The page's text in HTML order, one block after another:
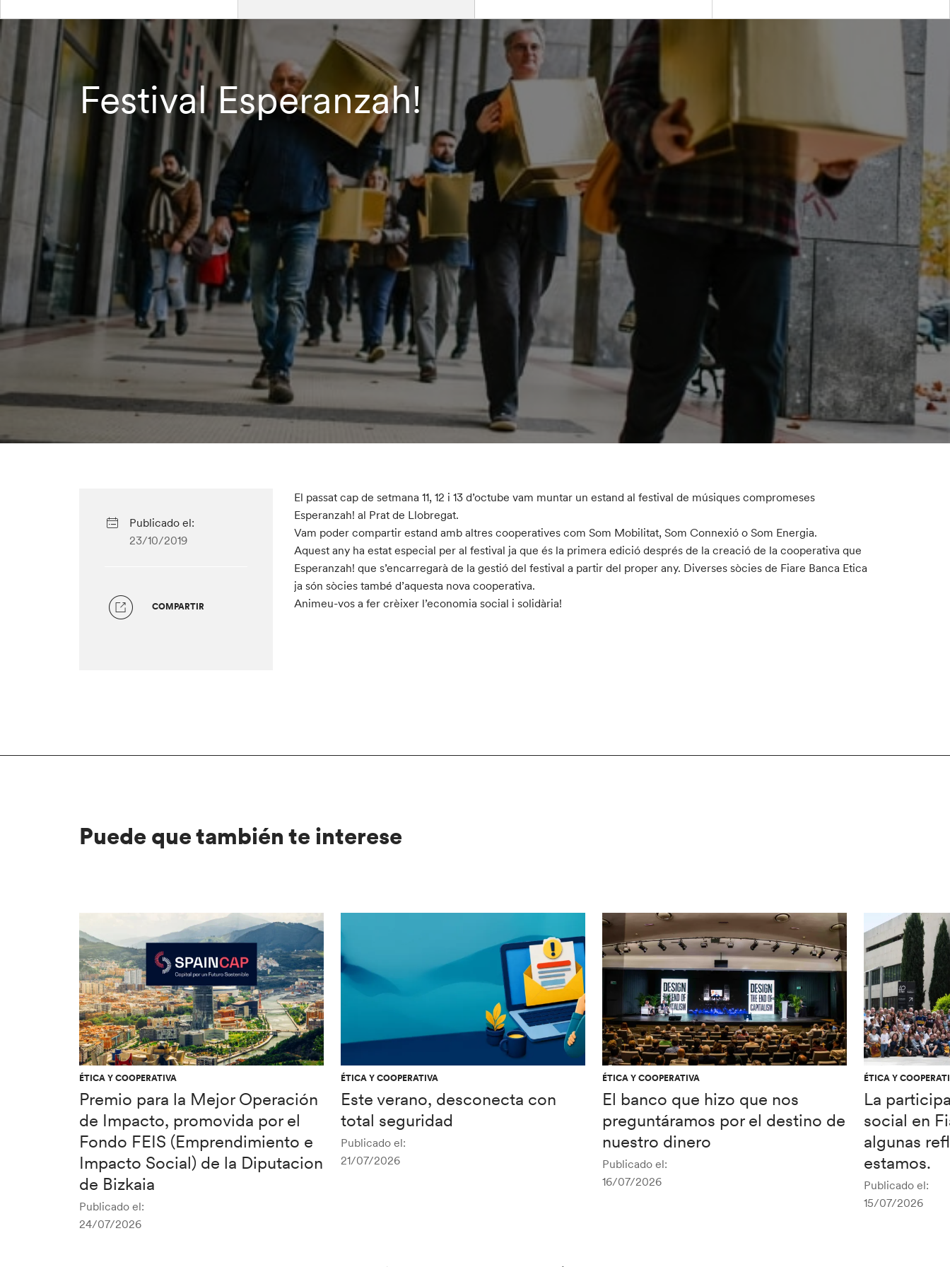
Festival Esperanzah!
Publicado el:
23/10/2019
COMPARTIR
El passat cap de setmana 11, 12 i 13 d’octube vam muntar un estand al festival de músiques compromeses
Esperanzah! al Prat de Llobregat.
Vam poder compartir estand amb altres cooperatives com Som Mobilitat, Som Connexió o Som Energia.
Aquest any ha estat especial per al festival ja que és la primera edició després de la creació de la cooperativa que
Esperanzah! que s’encarregarà de la gestió del festival a partir del proper any. Diverses sòcies de Fiare Banca Etica
ja són sòcies també d’aquesta nova cooperativa.
Animeu-vos a fer crèixer l’economia social i solidària!
Puede que también te interese
ÉTICA Y COOPERATIVA
Premio para la Mejor Operación
de Impacto, promovida por el
Fondo FEIS (Emprendimiento e
Impacto Social) de la Diputacion
de Bizkaia
Publicado el:
24/07/2026
ÉTICA Y COOPERATIVA
Este verano, desconecta con
total seguridad
Publicado el:
21/07/2026
ÉTICA Y COOPERATIVA
El banco que hizo que nos
preguntáramos por el destino de
nuestro dinero
Publicado el:
16/07/2026
ÉTICA Y
La
social en
algunas
estamos.
Publicado el:
15/07/2026